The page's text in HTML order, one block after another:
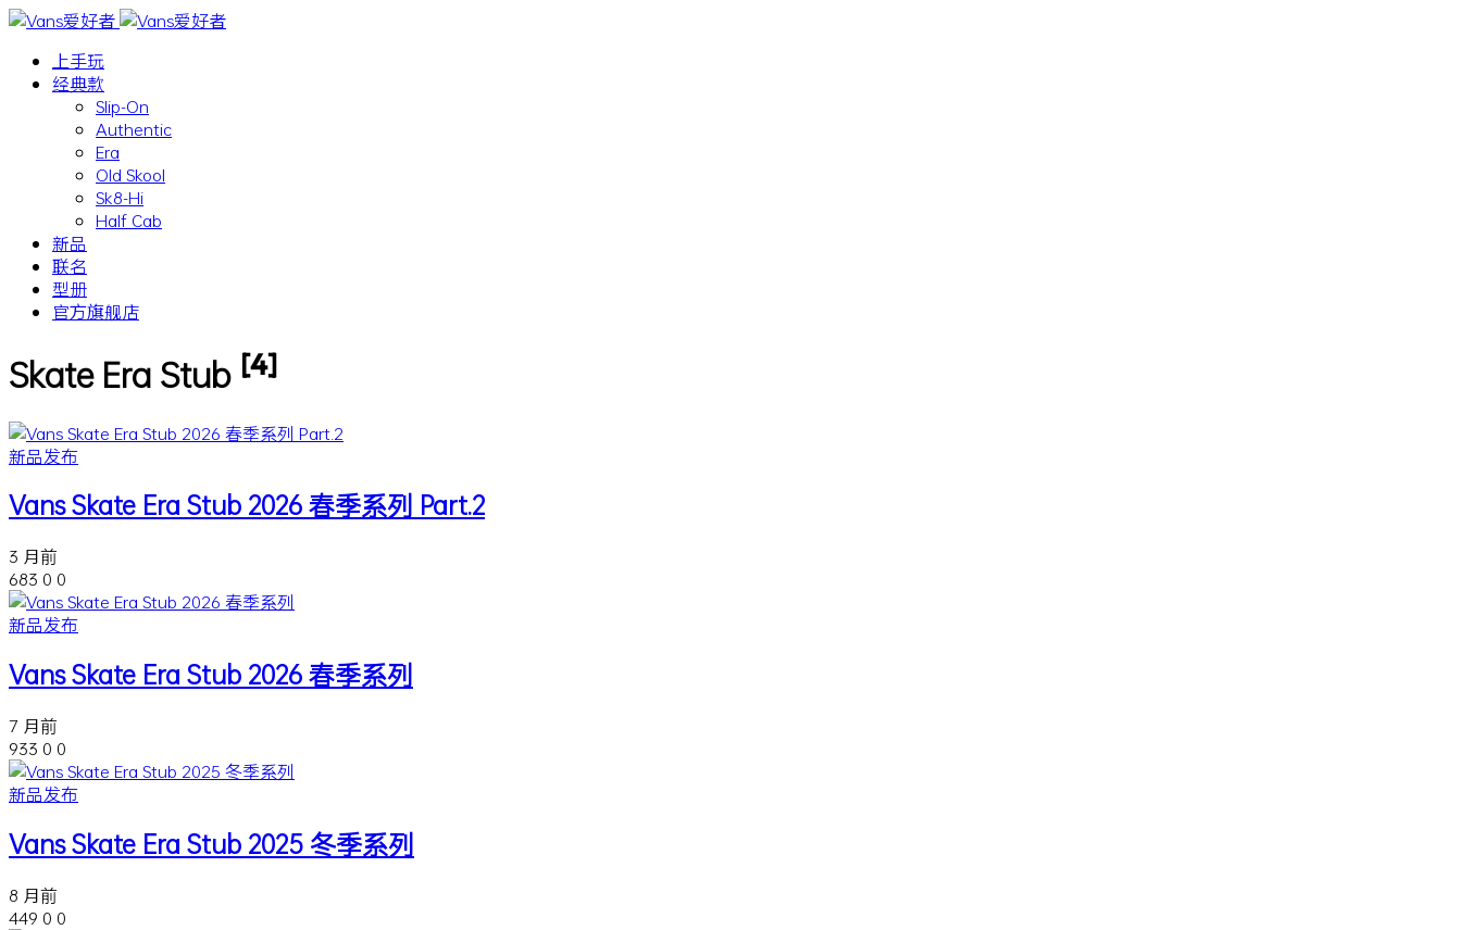
上手玩
经典款
Slip-On
Authentic
Era
Old Skool
Sk8-Hi
Half Cab
新品
联名
型册
官方旗舰店
Skate Era Stub [4]
新品发布
Vans Skate Era Stub 2026 春季系列 Part.2
3 月前
683 0 0
新品发布
Vans Skate Era Stub 2026 春季系列
7 月前
933 0 0
新品发布
Vans Skate Era Stub 2025 冬季系列
8 月前
449 0 0